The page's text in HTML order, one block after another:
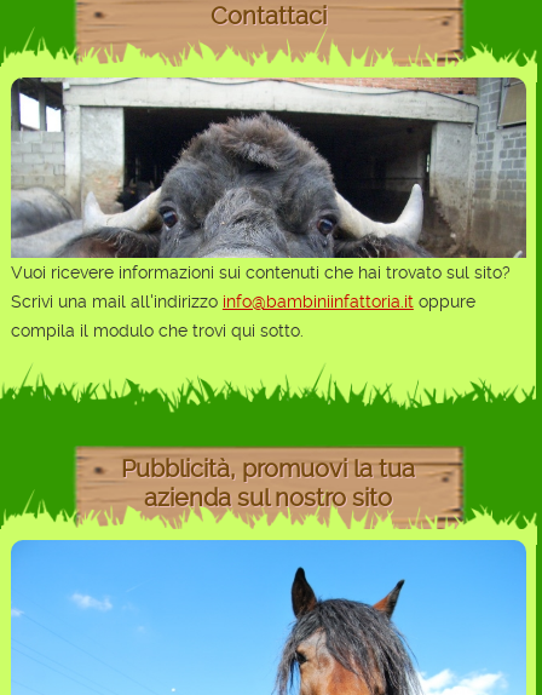
Contattaci
Vuoi ricevere informazioni sui contenuti che hai trovato sul sito?
Scrivi una mail all'indirizzo info@bambiniinfattoria.itoppure
compila il modulo che trovi qui sotto.
Pubblicità, promuovi la tua
azienda sul nostro sito